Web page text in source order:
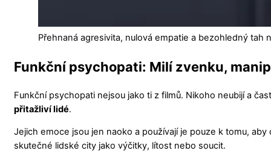
Přehnaná agresivita, nulová empatie a bezohledný
Funkční psychopati: Milí zvenku,
Funkční psychopati nejsou jako ti z filmů. Nikoho neubijí a
přitažliví lidé.
Jejich emoce jsou jen naoko a používají je pouze k tomu,
skutečné lidské city jako výčitky, lítost nebo soucit.